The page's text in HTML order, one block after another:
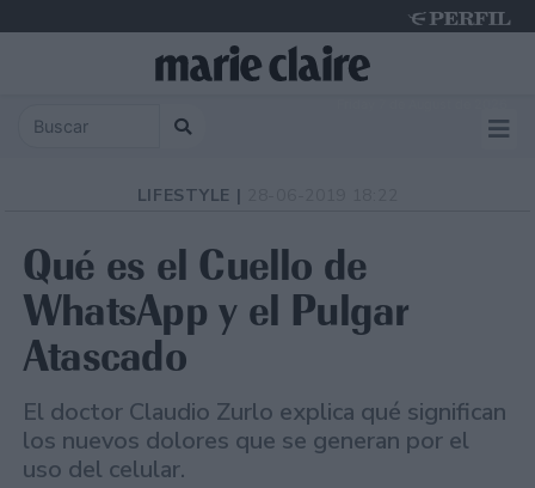
LIFESTYLE |
Qué es el Cuello de
WhatsApp y el Pulgar
Atascado
El doctor Claudio Zurlo explica qué significan
los nuevos dolores que se generan por el
uso del celular.